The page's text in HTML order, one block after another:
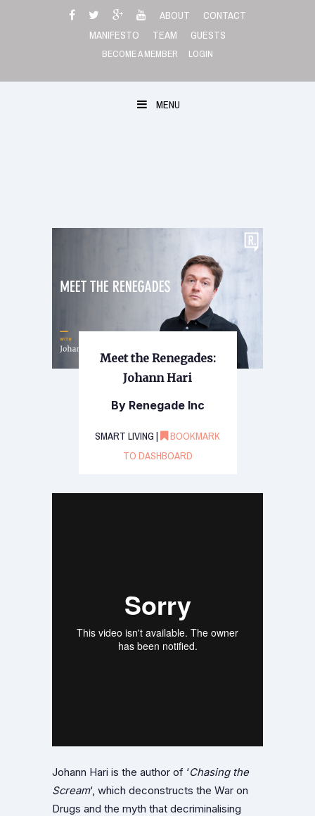
ABOUT
CONTACT
MANIFESTO
TEAM GUESTS
BECOME A MEMBER LOGIN
MENU
Meet the Renegades:
Johann Hari
By Renegade Inc
SMART LIVING | BOOKMARK
TO DASHBOARD
Johann Hari is the author of ‘Chasing the
Scream‘, which deconstructs the War on
Drugs and the myth that decriminalising